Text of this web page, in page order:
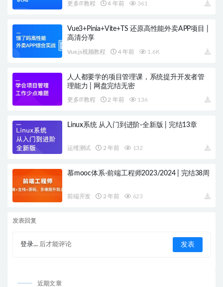
更多IT教程 4 年前 361
Vue3+Pinia+Vite+TS 还原高性能外卖APP项目 |
高清分享
Vue.js视频教程 4 年前 1.6K
人人都要学的项目管理课，系统提升开发者管
理能力 | 网盘完结无密
更多IT教程 2 年前 136
Linux系统 从入门到进阶-全新版 | 完结13章
运维测试 2 年前 132
慕mooc体系-前端工程师2023/2024 | 完结38周
前端开发 2 年前 623
发表回复
登录... 后才能评论
近期文章